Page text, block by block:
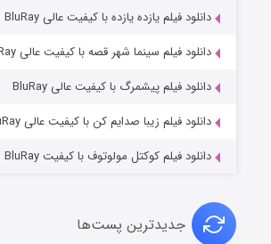
دانلود فیلم یازده یازده با کیفیت عالی BluRay
دانلود فیلم سینما شهر قصه با کیفیت عالی BluRay
دانلود فیلم پیشمرگ با کیفیت عالی BluRay
دانلود فیلم زیبا صدایم کن با کیفیت عالی BluRay
دانلود فیلم کوکتل مولوتوف با کیفیت BluRay
جدیدترین پست‌ها